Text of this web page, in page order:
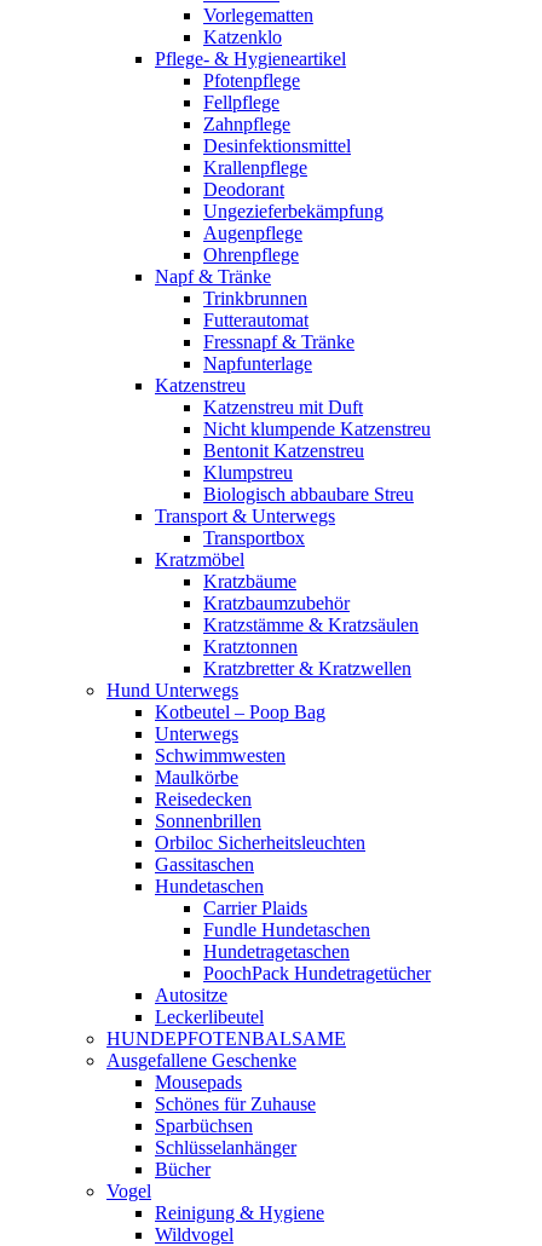
Vorlegematten
Katzenklo
Pflege- & Hygieneartikel
Pfotenpflege
Fellpflege
Zahnpflege
Desinfektionsmittel
Krallenpflege
Deodorant
Ungezieferbekämpfung
Augenpflege
Ohrenpflege
Napf & Tränke
Trinkbrunnen
Futterautomat
Fressnapf & Tränke
Napfunterlage
Katzenstreu
Katzenstreu mit Duft
Nicht klumpende Katzenstreu
Bentonit Katzenstreu
Klumpstreu
Biologisch abbaubare Streu
Transport & Unterwegs
Transportbox
Kratzmöbel
Kratzbäume
Kratzbaumzubehör
Kratzstämme & Kratzsäulen
Kratztonnen
Kratzbretter & Kratzwellen
Hund Unterwegs
Kotbeutel – Poop Bag
Unterwegs
Schwimmwesten
Maulkörbe
Reisedecken
Sonnenbrillen
Orbiloc Sicherheitsleuchten
Gassitaschen
Hundetaschen
Carrier Plaids
Fundle Hundetaschen
Hundetragetaschen
PoochPack Hundetragetücher
Autositze
Leckerlibeutel
HUNDEPFOTENBALSAME
Ausgefallene Geschenke
Mousepads
Schönes für Zuhause
Sparbüchsen
Schlüsselanhänger
Bücher
Vogel
Reinigung & Hygiene
Wildvogel